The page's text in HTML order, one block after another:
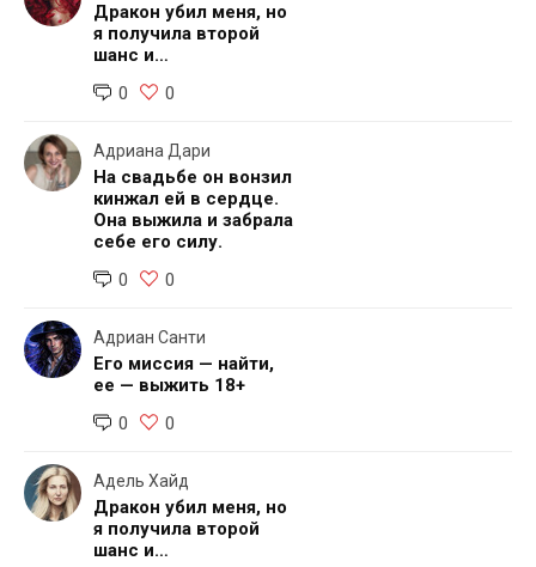
Дракон убил меня, но
я получила второй
шанс и…
0
0
Адриана Дари
На свадьбе он вонзил
кинжал ей в сердце.
Она выжила и забрала
себе его силу.
0
0
Адриан Санти
Его миссия — найти,
ее — выжить 18+
0
0
Адель Хайд
Дракон убил меня, но
я получила второй
шанс и…